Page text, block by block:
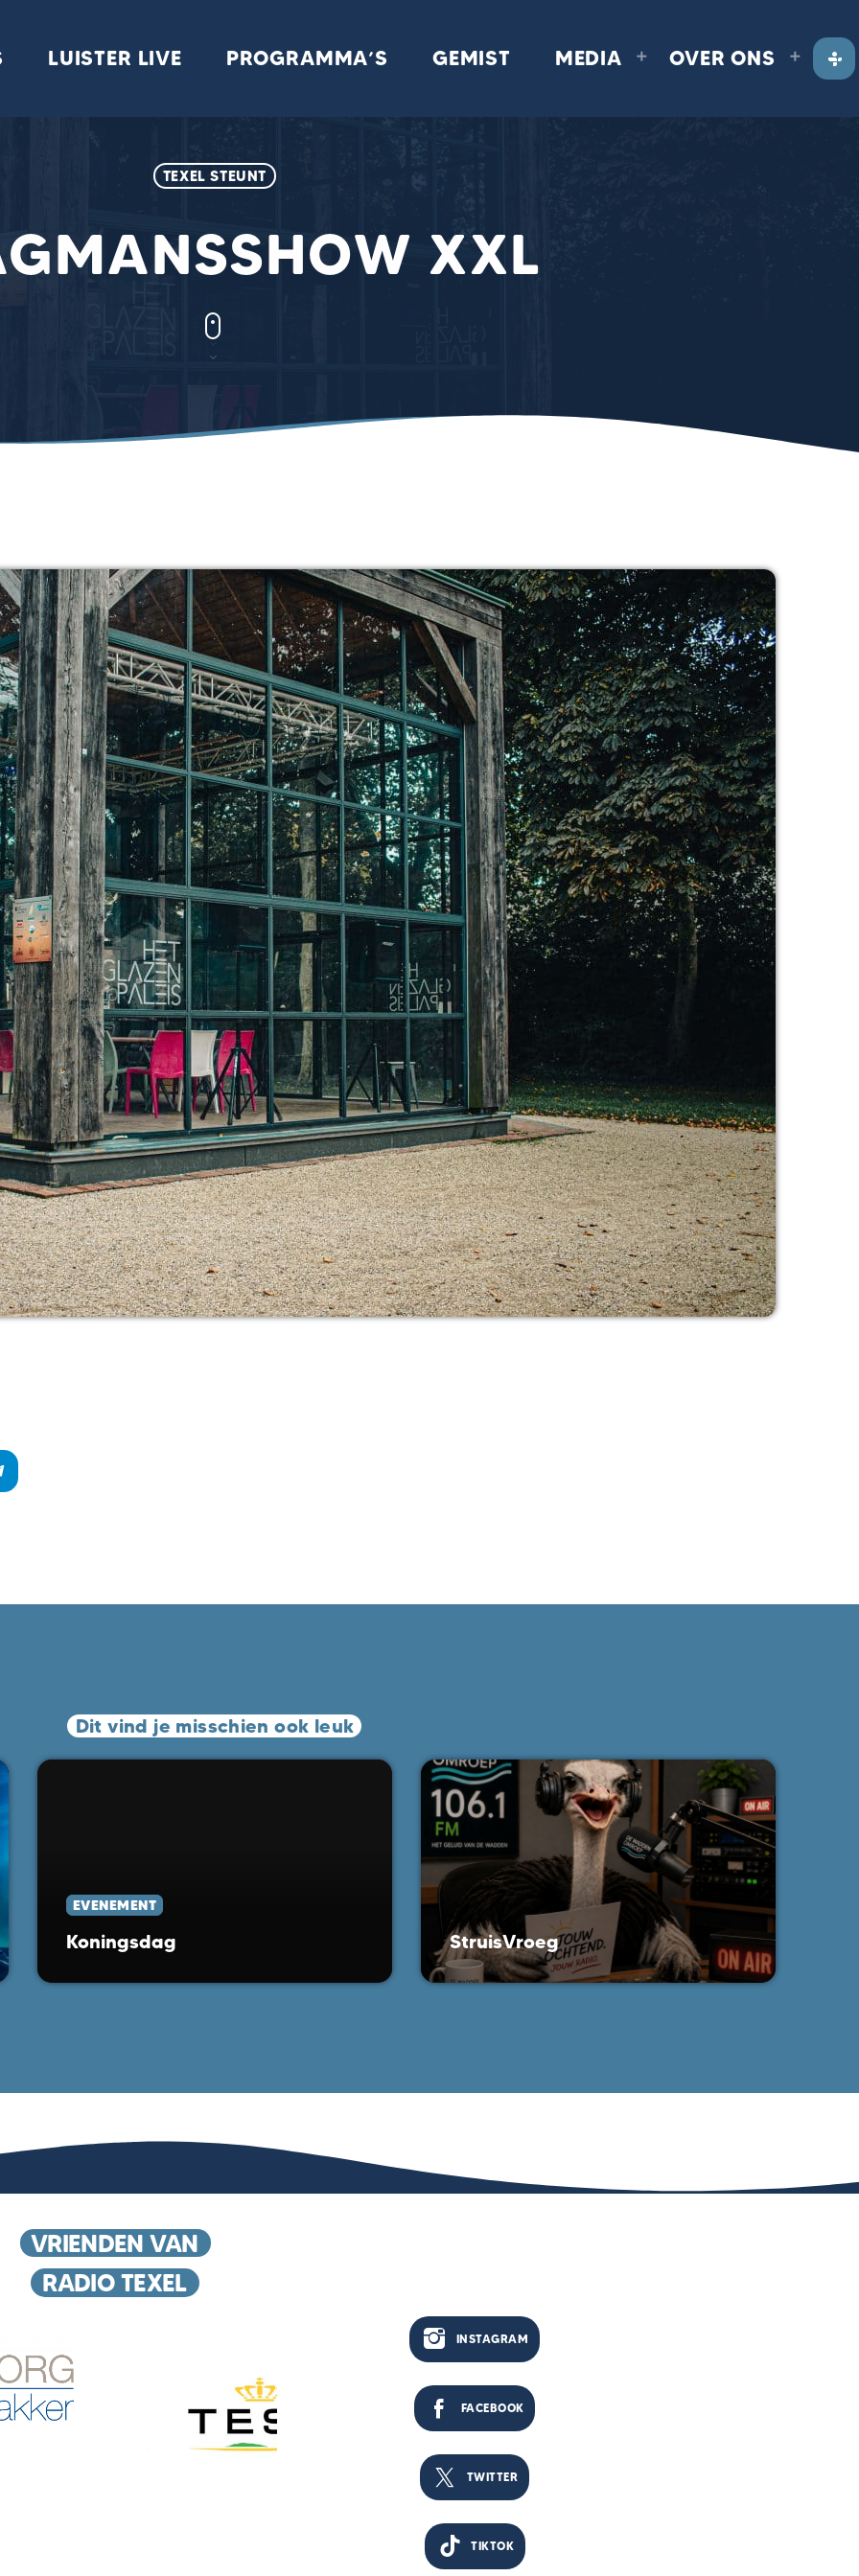
LUISTER LIVE PROGRAMMA’S GEMIST MEDIA OVER ONS
TEXEL STEUNT
XXL
Dit vind je misschien ook leuk
EVENEMENT
Koningsdag StruisVroeg
VRIENDEN VAN
RADIO TEXEL
INSTAGRAM
FACEBOOK
TWITTER
TIKTOK